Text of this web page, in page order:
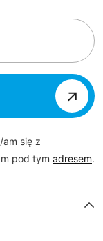
am się z
pod tym adresem.